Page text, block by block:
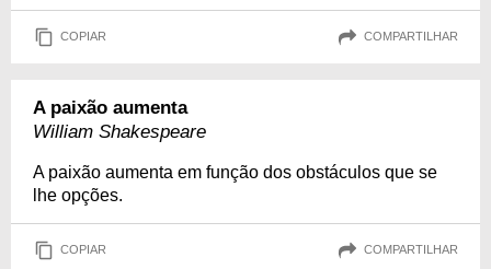
COPIAR COMPARTILHAR
A paixão aumenta
William Shakespeare
A paixão aumenta em função dos obstáculos que se
lhe opções.
COPIAR COMPARTILHAR